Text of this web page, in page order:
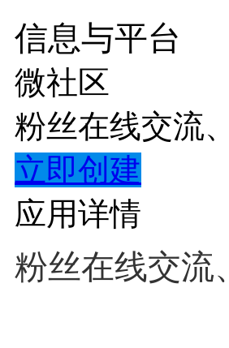
信息与平台
微社区
粉丝在线交流
立即创建
应用详情
粉丝在线交流